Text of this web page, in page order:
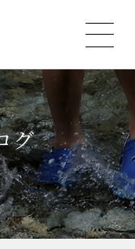
グ